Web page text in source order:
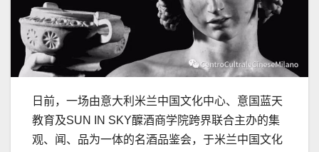
日前，一场由意大利米兰中国文化中心、意国蓝天
教育及SUN IN SKY醾酒商学院跨界联合主办的集
观、闻、品为一体的名酒品鉴会，于米兰中国文化